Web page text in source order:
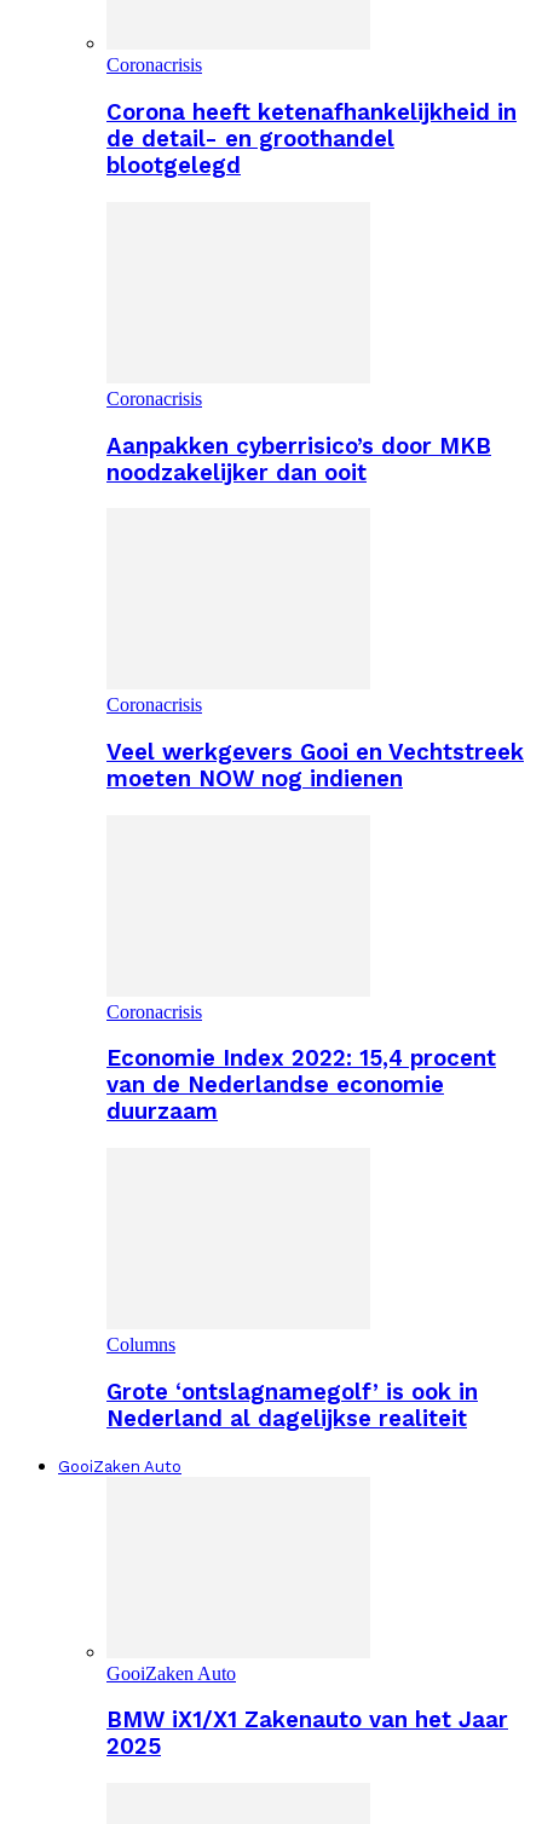
Coronacrisis
Corona heeft ketenafhankelijkheid in
de detail- en groothandel
blootgelegd
Coronacrisis
Aanpakken cyberrisico’s door MKB
noodzakelijker dan ooit
Coronacrisis
Veel werkgevers Gooi en Vechtstreek
moeten NOW nog indienen
Coronacrisis
Economie Index 2022: 15,4 procent
van de Nederlandse economie
duurzaam
Columns
Grote ‘ontslagnamegolf’ is ook in
Nederland al dagelijkse realiteit
GooiZaken Auto
GooiZaken Auto
BMW iX1/X1 Zakenauto van het Jaar
2025